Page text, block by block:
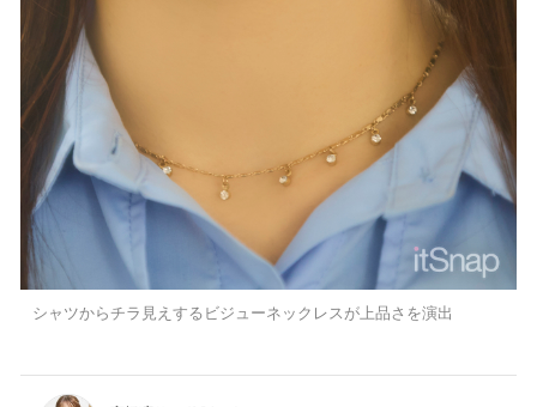
シャツからチラ見えするビジューネックレスが上品さを演出